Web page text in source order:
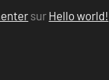
sur Hello world!